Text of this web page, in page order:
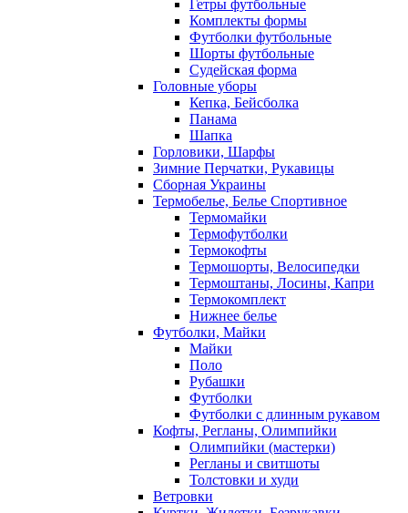
Гетры футбольные
Комплекты формы
Футболки футбольные
Шорты футбольные
Судейская форма
Головные уборы
Кепка, Бейсболка
Панама
Шапка
Горловики, Шарфы
Зимние Перчатки, Рукавицы
Сборная Украины
Термобелье, Белье Спортивное
Термомайки
Термофутболки
Термокофты
Термошорты, Велосипедки
Термоштаны, Лосины, Капри
Термокомплект
Нижнее белье
Футболки, Майки
Майки
Поло
Рубашки
Футболки
Футболки с длинным рукавом
Кофты, Регланы, Олимпийки
Олимпийки (мастерки)
Регланы и свитшоты
Толстовки и худи
Ветровки